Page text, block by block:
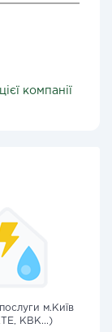
компанії
м.Київ
КВК...)